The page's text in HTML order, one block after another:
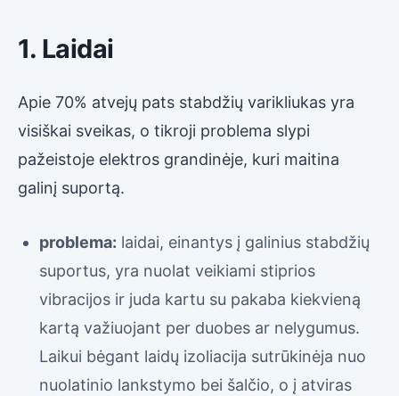
1. Laidai
Apie 70% atvejų pats stabdžių varikliukas yra
visiškai sveikas, o tikroji problema slypi
pažeistoje elektros grandinėje, kuri maitina
galinį suportą.
problema: laidai, einantys į galinius stabdžių
suportus, yra nuolat veikiami stiprios
vibracijos ir juda kartu su pakaba kiekvieną
kartą važiuojant per duobes ar nelygumus.
Laikui bėgant laidų izoliacija sutrūkinėja nuo
nuolatinio lankstymo bei šalčio, o į atviras